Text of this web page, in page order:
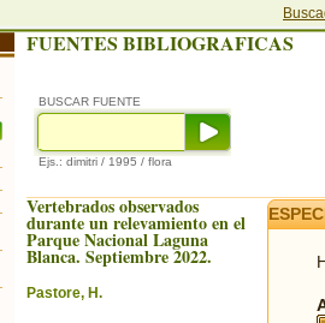
FUENTES BIBLIOGRAFICAS
BUSCAR FUENTE
Ejs.: dimitri / 1995 / flora
Vertebrados observados
durante un relevamiento en el
Parque Nacional Laguna
Blanca. Septiembre 2022.
Pastore, H.